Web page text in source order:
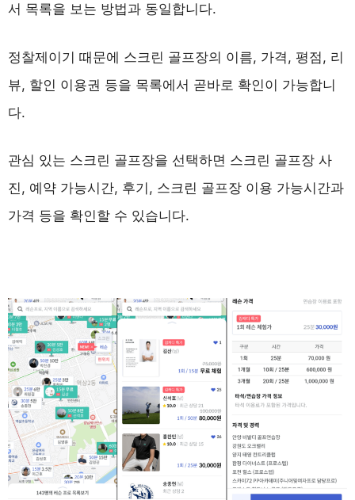
서 목록을 보는 방법과 동일합니다.
정찰제이기 때문에 스크린 골프장의 이름, 가격, 평점, 리
뷰, 할인 이용권 등을 목록에서 곧바로 확인이 가능합니
다.
관심 있는 스크린 골프장을 선택하면 스크린 골프장 사
진, 예약 가능시간, 후기, 스크린 골프장 이용 가능시간과
가격 등을 확인할 수 있습니다.